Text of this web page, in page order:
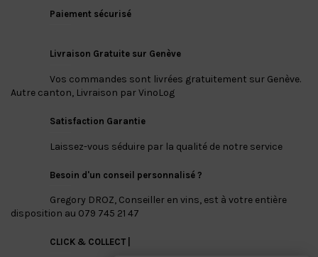
Paiement sécurisé
Livraison Gratuite sur Genève
Vos commandes sont livrées gratuitement sur Genève.
Autre canton, Livraison par VinoLog
Satisfaction Garantie
Laissez-vous séduire par la qualité de notre service
Besoin d'un conseil personnalisé ?
Gregory DROZ, Conseiller en vins, est à votre entière
disposition au 079 745 21 47
CLICK & COLLECT |